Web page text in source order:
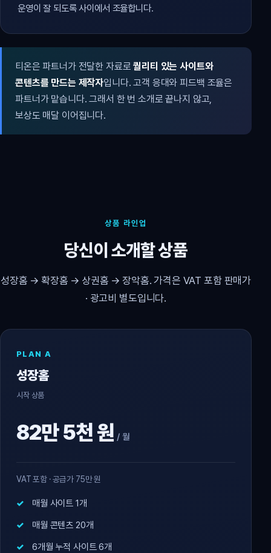
운영이 잘 되도록 사이에서 조율합니다.
티온은 파트너가 전달한 자료로퀄리티 있는 사이트와
콘텐츠를 만드는 제작자입니다. 고객 응대와 피드백 조율은
파트너가 맡습니다. 그래서 한 번 소개로 끝나지 않고,
보상도 매달 이어집니다.
상품 라인업
당신이 소개할 상품
성장홈 → 확장홈 → 상권홈 → 장악홈. 가격은 VAT 포함 판매가
· 광고비 별도입니다.
PLAN A
성장홈
시작 상품
82만 5천 원 / 월
VAT 포함 · 공급가 75만 원
매월 사이트 1개
매월 콘텐츠 20개
6개월 누적 사이트 6개